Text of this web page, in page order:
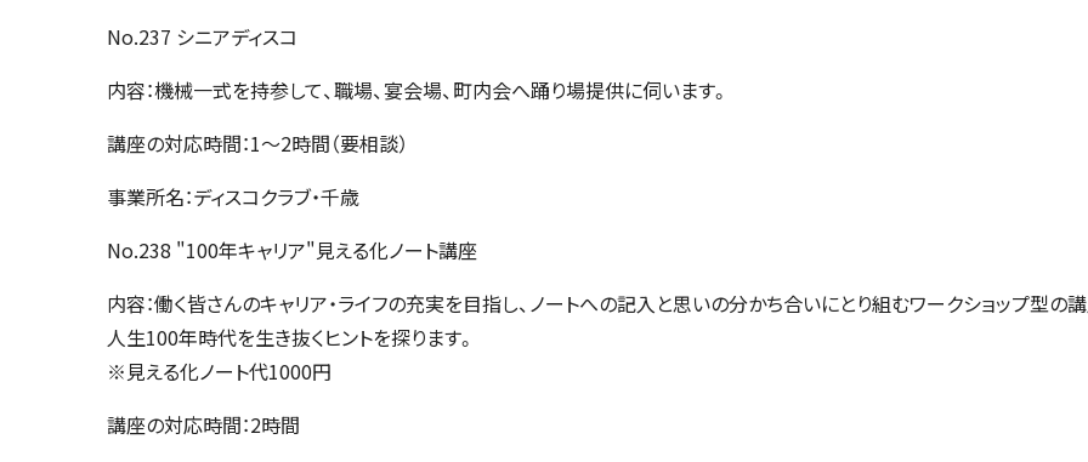
No.237 シニアディスコ
内容：機械一式を持参して、職場、宴会場、町内会へ踊り場提供に伺います。
講座の対応時間：1～2時間（要相談）
事業所名：ディスコクラブ・千歳
No.238 "100年キャリア"見える化ノート講座
内容：働く皆さんのキャリア・ライフの充実を目指し、ノートへの記入と思いの分かち合いにとり組むワークショップ型の
人生100年時代を生き抜くヒントを探ります。
※見える化ノート代1000円
講座の対応時間：2時間